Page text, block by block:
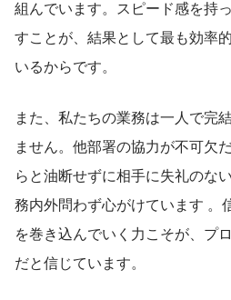
組んでいます。スピード感を持
すことが、結果として最も効率
いるからです。
また、私たちの業務は一人で完
ません。他部署の協力が不可欠
らと油断せずに相手に失礼のな
務内外問わず心がけています 。
を巻き込んでいく力こそが、プ
だと信じています。